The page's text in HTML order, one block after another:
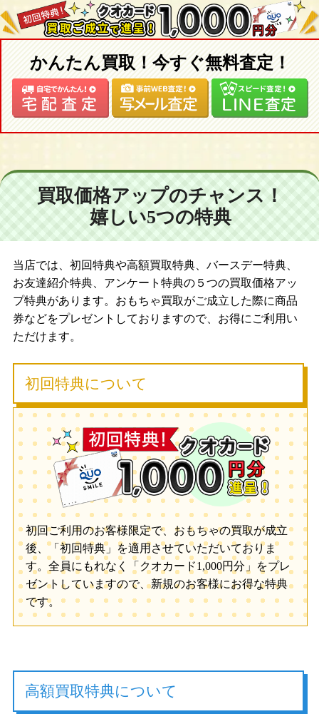
かんたん買取！今すぐ無料査定！
買取価格アップのチャンス！
嬉しい5つの特典
当店では、初回特典や高額買取特典、バースデー特典、
お友達紹介特典、アンケート特典の５つの買取価格アッ
プ特典があります。おもちゃ買取がご成立した際に商品
券などをプレゼントしておりますので、お得にご利用い
ただけます。
初回特典について
初回ご利用のお客様限定で、おもちゃの買取が成立
後、「初回特典」を適用させていただいておりま
す。全員にもれなく「クオカード1,000円分」をプレ
ゼントしていますので、新規のお客様にお得な特典
です。
高額買取特典について